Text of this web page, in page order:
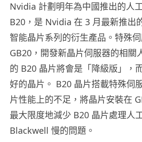
Nvidia 計劃明年為中國推出的人
B20，是 Nvidia 在 3 月最新推出
智能晶片系列的衍生產品。特殊
GB20，開發新晶片伺服器的相關
的 B20 晶片將會是「降級版」，
好的晶片。 B20 晶片搭載特殊伺
片性能上的不足，將晶片安裝在
最大限度地減少 B20 晶片處理人
Blackwell 慢的問題。